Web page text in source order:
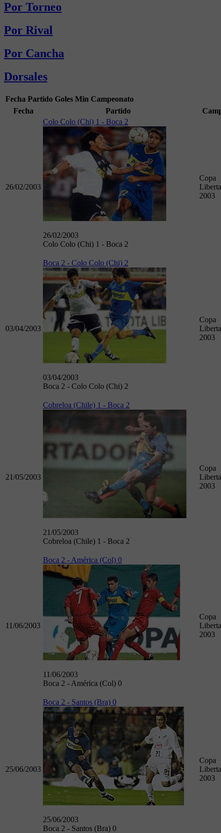
Por Torneo
Por Rival
Por Cancha
Dorsales
Fecha Partido Goles Min Campeonato
Fecha
Partido
26/02/2003
Colo Colo (Chi) 1 - Boca 2
26/02/2003
Colo Colo (Chi) 1 - Boca 2
Copa
2003
03/04/2003
Boca 2 - Colo Colo (Chi) 2
03/04/2003
Boca 2 - Colo Colo (Chi) 2
Copa
2003
21/05/2003
Cobreloa (Chile) 1 - Boca 2
21/05/2003
Cobreloa (Chile) 1 - Boca 2
Copa
2003
11/06/2003
Boca 2 - América (Col) 0
11/06/2003
Boca 2 - América (Col) 0
Copa
2003
25/06/2003
Boca 2 - Santos (Bra) 0
25/06/2003
Boca 2 - Santos (Bra) 0
Copa
2003